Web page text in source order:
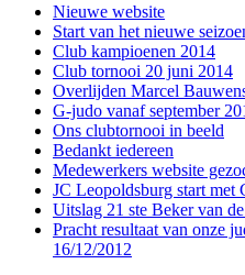
Nieuwe website
Start van het nieuwe
Club kampioenen 2014
Club tornooi 20 juni 2014
Overlijden Marcel
G-judo vanaf september
Ons clubtornooi in beeld
Bedankt iedereen
Medewerkers website
JC Leopoldsburg start met
Uitslag 21 ste Beker van
Pracht resultaat van onze
16/12/2012